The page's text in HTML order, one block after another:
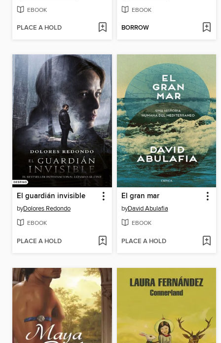
EBOOK
PLACE A HOLD
EBOOK
BORROW
El guardián invisible
byDolores Redondo
EBOOK
PLACE A HOLD
El gran mar
byDavid Abulafia
EBOOK
PLACE A HOLD